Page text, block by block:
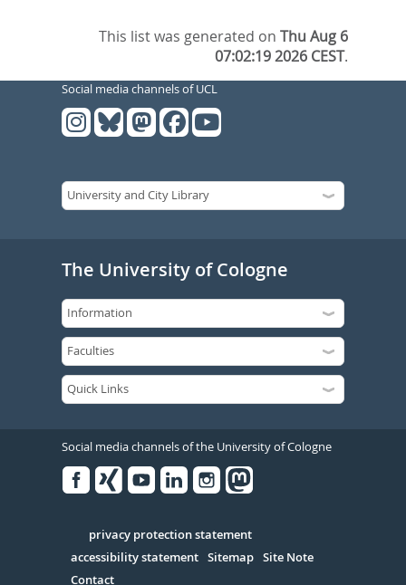
This list was generated onThu Aug 6
07:02:19 2026 CEST.
Social media channels of UCL
The University of Cologne
Social media channels of the University of Cologne
Serivce
privacy protection statement
accessibility statement Sitemap Site Note
Contact